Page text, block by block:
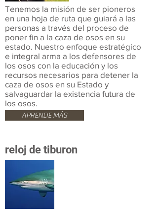
Tenemos la misión de ser pioneros
en una hoja de ruta que guiará a las
personas a través del proceso de
poner fin a la caza de osos en su
estado. Nuestro enfoque estratégico
e integral arma a los defensores de
los osos con la educación y los
recursos necesarios para detener la
caza de osos en su Estado y
salvaguardar la existencia futura de
los osos.
APRENDE MÁS
reloj de tiburon